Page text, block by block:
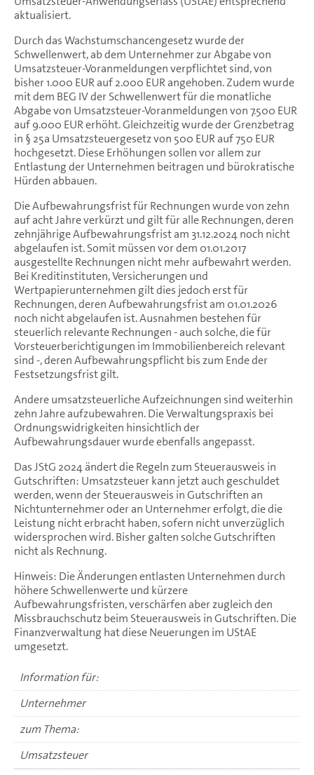
aktualisiert.
Durch das Wachstumschancengesetz wurde der
Schwellenwert, ab dem Unternehmer zur Abgabe von
Umsatzsteuer-Voranmeldungen verpflichtet sind, von
bisher 1.000 EUR auf 2.000 EUR angehoben. Zudem wurde
mit dem BEG IV der Schwellenwert für die monatliche
Abgabe von Umsatzsteuer-Voranmeldungen von 7.500 EUR
auf 9.000 EUR erhöht. Gleichzeitig wurde der Grenzbetrag
in § 25a Umsatzsteuergesetz von 500 EUR auf 750 EUR
hochgesetzt. Diese Erhöhungen sollen vor allem zur
Entlastung der Unternehmen beitragen und bürokratische
Hürden abbauen.
Die Aufbewahrungsfrist für Rechnungen wurde von zehn
auf acht Jahre verkürzt und gilt für alle Rechnungen, deren
zehnjährige Aufbewahrungsfrist am 31.12.2024 noch nicht
abgelaufen ist. Somit müssen vor dem 01.01.2017
ausgestellte Rechnungen nicht mehr aufbewahrt werden.
Bei Kreditinstituten, Versicherungen und
Wertpapierunternehmen gilt dies jedoch erst für
Rechnungen, deren Aufbewahrungsfrist am 01.01.2026
noch nicht abgelaufen ist. Ausnahmen bestehen für
steuerlich relevante Rechnungen - auch solche, die für
Vorsteuerberichtigungen im Immobilienbereich relevant
sind -, deren Aufbewahrungspflicht bis zum Ende der
Festsetzungsfrist gilt.
Andere umsatzsteuerliche Aufzeichnungen sind weiterhin
zehn Jahre aufzubewahren. Die Verwaltungspraxis bei
Ordnungswidrigkeiten hinsichtlich der
Aufbewahrungsdauer wurde ebenfalls angepasst.
Das JStG 2024 ändert die Regeln zum Steuerausweis in
Gutschriften: Umsatzsteuer kann jetzt auch geschuldet
werden, wenn der Steuerausweis in Gutschriften an
Nichtunternehmer oder an Unternehmer erfolgt, die die
Leistung nicht erbracht haben, sofern nicht unverzüglich
widersprochen wird. Bisher galten solche Gutschriften
nicht als Rechnung.
Hinweis: Die Änderungen entlasten Unternehmen durch
höhere Schwellenwerte und kürzere
Aufbewahrungsfristen, verschärfen aber zugleich den
Missbrauchschutz beim Steuerausweis in Gutschriften. Die
Finanzverwaltung hat diese Neuerungen im UStAE
umgesetzt.
Information für:
Unternehmer
zum Thema:
Umsatzsteuer